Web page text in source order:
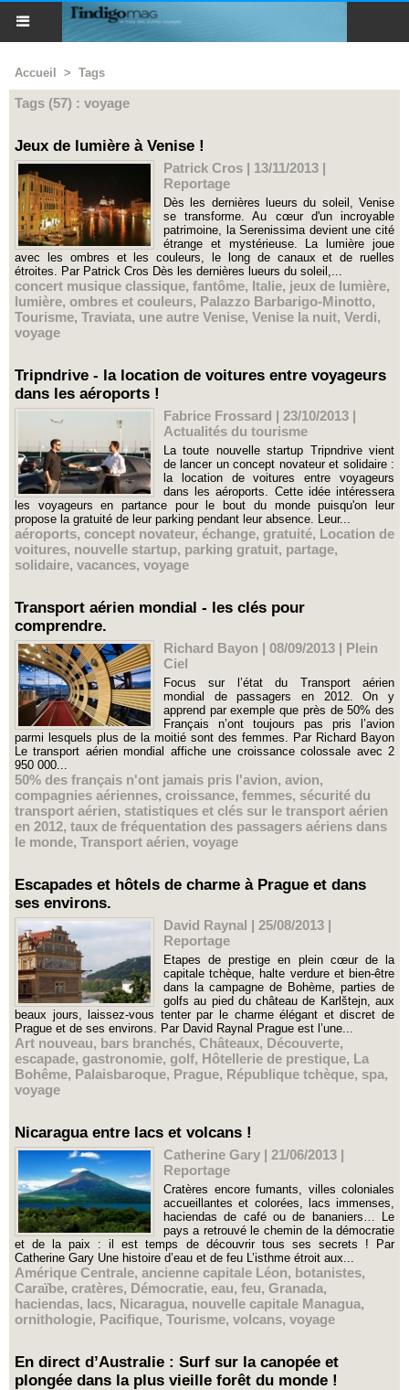
Accueil > Tags
Tags (57) : voyage
Jeux de lumière à Venise !
Patrick Cros | 13/11/2013 |
Reportage
Dès les dernières lueurs du soleil, Venise
se transforme. Au cœur d'un incroyable
patrimoine, la Serenissima devient une cité
étrange et mystérieuse. La lumière joue
avec les ombres et les couleurs, le long de canaux et de ruelles
étroites. Par Patrick Cros Dès les dernières lueurs du soleil,...
concert musique classique, fantôme, Italie, jeux de lumière,
lumière, ombres et couleurs, Palazzo Barbarigo-Minotto,
Tourisme, Traviata, une autre Venise, Venise la nuit, Verdi,
voyage
Tripndrive - la location de voitures entre voyageurs
dans les aéroports !
Fabrice Frossard | 23/10/2013 |
Actualités du tourisme
La toute nouvelle startup Tripndrive vient
de lancer un concept novateur et solidaire :
la location de voitures entre voyageurs
dans les aéroports. Cette idée intéressera
les voyageurs en partance pour le bout du monde puisqu'on leur
propose la gratuité de leur parking pendant leur absence. Leur...
aéroports, concept novateur, échange, gratuité, Location de
voitures, nouvelle startup, parking gratuit, partage,
solidaire, vacances, voyage
Transport aérien mondial - les clés pour
comprendre.
Richard Bayon | 08/09/2013 | Plein
Ciel
Focus sur l’état du Transport aérien
mondial de passagers en 2012. On y
apprend par exemple que près de 50% des
Français n’ont toujours pas pris l’avion
parmi lesquels plus de la moitié sont des femmes. Par Richard Bayon
Le transport aérien mondial affiche une croissance colossale avec 2
950 000...
50% des français n'ont jamais pris l'avion, avion,
compagnies aériennes, croissance, femmes, sécurité du
transport aérien, statistiques et clés sur le transport aérien
en 2012, taux de fréquentation des passagers aériens dans
le monde, Transport aérien, voyage
Escapades et hôtels de charme à Prague et dans
ses environs.
David Raynal | 25/08/2013 |
Reportage
Etapes de prestige en plein cœur de la
capitale tchèque, halte verdure et bien-être
dans la campagne de Bohème, parties de
golfs au pied du château de Karlštejn, aux
beaux jours, laissez-vous tenter par le charme élégant et discret de
Prague et de ses environs. Par David Raynal Prague est l’une...
Art nouveau, bars branchés, Châteaux, Découverte,
escapade, gastronomie, golf, Hôtellerie de prestique, La
Bohême, Palaisbaroque, Prague, République tchèque, spa,
voyage
Nicaragua entre lacs et volcans !
Catherine Gary | 21/06/2013 |
Reportage
Cratères encore fumants, villes coloniales
accueillantes et colorées, lacs immenses,
haciendas de café ou de bananiers… Le
pays a retrouvé le chemin de la démocratie
et de la paix : il est temps de découvrir tous ses secrets ! Par
Catherine Gary Une histoire d’eau et de feu L’isthme étroit aux...
Amérique Centrale, ancienne capitale Léon, botanistes,
Caraïbe, cratères, Démocratie, eau, feu, Granada,
haciendas, lacs, Nicaragua, nouvelle capitale Managua,
ornithologie, Pacifique, Tourisme, volcans, voyage
En direct d’Australie : Surf sur la canopée et
plongée dans la plus vieille forêt du monde !